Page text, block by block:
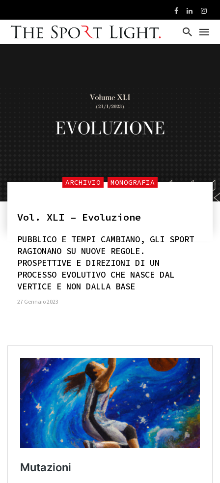
ARCHIVIO MONOGRAFIA
Vol. XLI – Evoluzione
PUBBLICO E TEMPI CAMBIANO, GLI SPORT
RAGIONANO SU NUOVE REGOLE.
PROSPETTIVE E DIREZIONI DI UN
PROCESSO EVOLUTIVO CHE NASCE DAL
VERTICE E NON DALLA BASE
27 Gennaio 2023